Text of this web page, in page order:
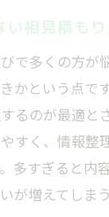
業者選びに迷
の業者選び社
ぎる相見積も
役立つ見積も
時の業者選び
ナーで差がつ
い相見積も
で多くの方が
かという点で
るのが最適と
すく、情報整
多すぎると内
が増えてしま